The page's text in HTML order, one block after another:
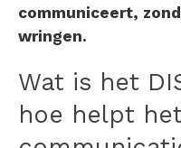
communiceert,
wringen.
Wat is het
hoe helpt